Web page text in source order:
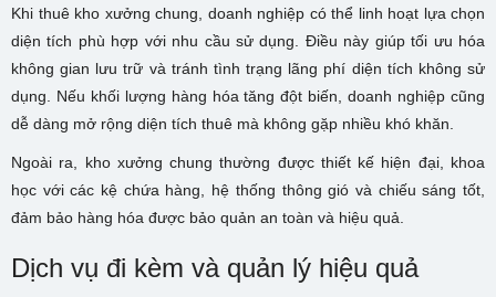
Khi thuê kho xưởng chung, doanh nghiệp có thể linh hoạt lựa chọn
diện tích phù hợp với nhu cầu sử dụng. Điều này giúp tối ưu hóa
không gian lưu trữ và tránh tình trạng lãng phí diện tích không sử
dụng. Nếu khối lượng hàng hóa tăng đột biến, doanh nghiệp cũng
dễ dàng mở rộng diện tích thuê mà không gặp nhiều khó khăn.
Ngoài ra, kho xưởng chung thường được thiết kế hiện đại, khoa
học với các kệ chứa hàng, hệ thống thông gió và chiếu sáng tốt,
đảm bảo hàng hóa được bảo quản an toàn và hiệu quả.
Dịch vụ đi kèm và quản lý hiệu quả